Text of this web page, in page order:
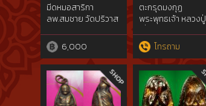
มีดหมอสาริกา
ลพ.สมชาย วัดปริวาส
6,000
ตะกรุดมงกุฏ
พระพุทธเจ้า หลวงปู่
[Tagrud LP. Aiam]
โทรถาม